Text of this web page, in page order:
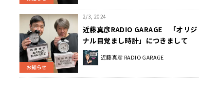
お知らせ
2/3, 2024
近藤真彦RADIO GARAGE 「オリジ
ナル目覚まし時計」につきまして
近藤真彦 RADIO GARAGE